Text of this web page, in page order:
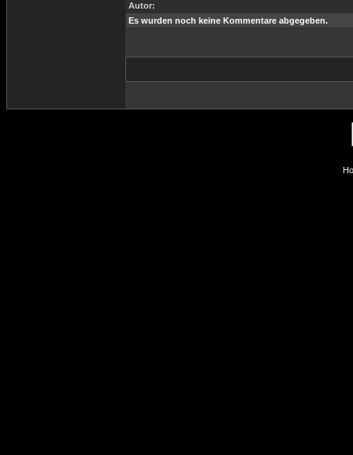
Autor:
Es wurden noch keine Kommentare abgegeben.